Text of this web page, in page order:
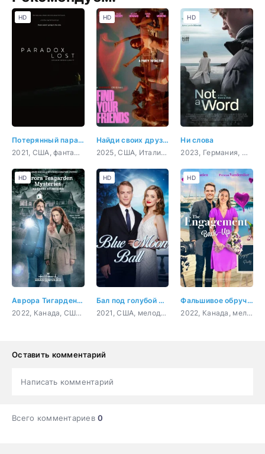
Потерянный парадокс
2021, США, фантастика, комедия
HD
Найди своих друзей
2025, США, Италия, триллер
HD
Ни слова
2023, Германия, Словения, Франция, драма
HD
Аврора Тигарден: дом с привидением
2022, Канада, США, криминал, детектив
HD
Бал под голубой луной
2021, США, мелодрама
HD
Фальшивое обручение
2022, Канада, мелодрама, комедия
HD
Оставить комментарий
Написать комментарий
Всего комментариев0